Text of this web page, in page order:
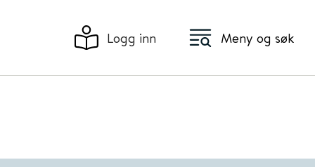
Logg inn Meny og søk